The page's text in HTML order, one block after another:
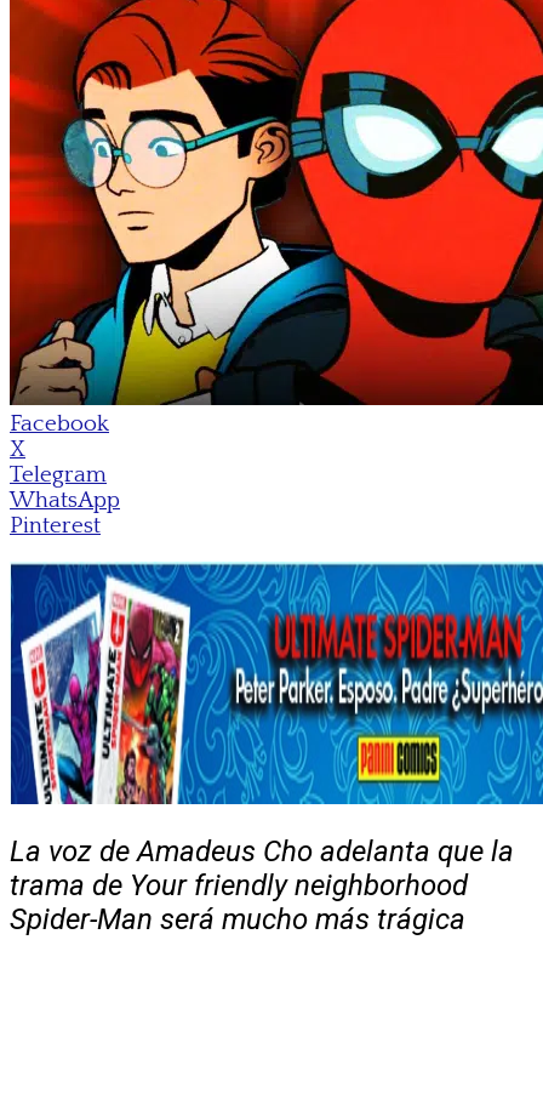
Facebook
X
Telegram
WhatsApp
Pinterest
La voz de Amadeus Cho adelanta que la
trama de Your friendly neighborhood
Spider-Man será mucho más trágica